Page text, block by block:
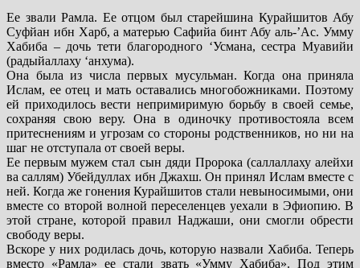
Ее звали Рамла. Ее отцом был старейшина Курайшитов Абу
Суфйан ибн Харб, а матерью Сафийа бинт Абу аль-’Ас. Умму
Хабиба – дочь тети благородного ‘Усмана, сестра Муавийи
(радыйаллаху ‘анхума).
Она была из числа первых мусульман. Когда она приняла
Ислам, ее отец и мать оставались многобожниками. Поэтому
ей приходилось вести непримиримую борьбу в своей семье,
сохраняя свою веру. Она в одиночку противостояла всем
притеснениям и угрозам со стороны родственников, но ни на
шаг не отступала от своей веры.
Ее первым мужем стал сын дяди Пророка (саллаллаху алейхи
ва саллям) Убейдуллах ибн Джахш. Он принял Ислам вместе с
ней. Когда же гонения Курайшитов стали невыносимыми, они
вместе со второй волной переселенцев уехали в Эфиопию. В
этой стране, которой правил Наджаши, они смогли обрести
свободу веры.
Вскоре у них родилась дочь, которую назвали Хабиба. Теперь
вместо «Рамла» ее стали звать «Умму Хабиба». Под этим